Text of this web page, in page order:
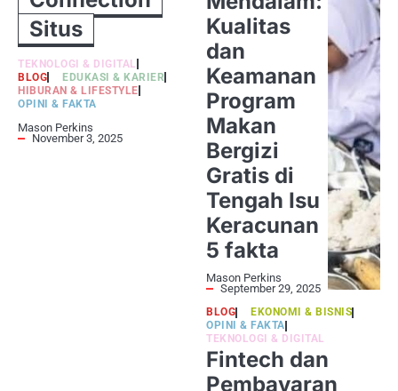
Situs
TEKNOLOGI & DIGITAL
BLOG
EDUKASI & KARIER
HIBURAN & LIFESTYLE
OPINI & FAKTA
Mason Perkins
November 3, 2025
Kualitas
dan
Keamanan
Program
Makan
Bergizi
Gratis di
Tengah Isu
Keracunan
5 fakta
Mason Perkins
September 29, 2025
Fintech dan
Pembayaran
BLOG
EKONOMI & BISNIS
OPINI & FAKTA
TEKNOLOGI & DIGITAL